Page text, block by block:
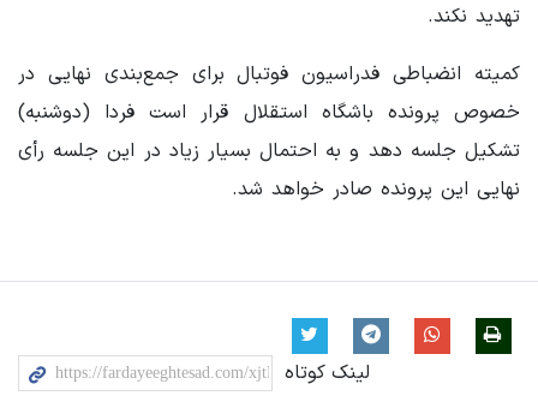
تهدید نکند.
کمیته انضباطی فدراسیون فوتبال برای جمع‌بندی نهایی در
خصوص پرونده باشگاه استقلال قرار است فردا (دوشنبه)
تشکیل جلسه دهد و به احتمال بسیار زیاد در این جلسه رأی
نهایی این پرونده صادر خواهد شد.
لینک کوتاه